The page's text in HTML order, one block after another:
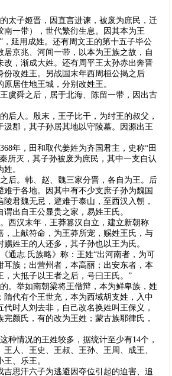
太子姬晋，因直言进谏，被废为庶民，迁
南一带），世代繁衍生息。因其本为王
，延用成姓。还有周文王的第十五子毕公
居京兆、河间一带，以本为王族之故，自
改，渐成大姓。还有周平王太孙赤出奔晋
份改姓王。另战国末年西周桓公揭之后
居住地王城，分别改姓王。
虞舜之后，居于北海、陈留一带，因出古
后人。殷末，王子比干，为纣王的叔父，
汲郡，其子孙居其地以守陵墓。因源出王
年，田和取代姜姓为齐国君主，史称“田
所灭，其子孙被废为庶民，其中一支自认
。
后。韩、赵、魏三家分晋，各自为王。后
难于各地。因其中有不少支庶子孙为魏国
君魏无忌，避难于泰山，至西汉入朝，
出自王公显贵之家，易姓王氏。
西汉末年，王莽篡汉自立，建立新朝称
，上献符命，为王莽所宠，赐姓王氏，与
姓王的人还多，其子孙也以王为氏。
通志.氏族略》称：王姓“出河南者，为可
耳族；出营州者，本高丽；出安东者，本
，大抵子以王者之后，号曰王氏。”
。举如南朝梁将王僧辩，本为鲜卑族，姓
隋代有个王世充，本为西域胡支姓，入中
代时人刘去非，自己改名换姓叫王保义，
颜氏，有的改为王姓；蒙古族耶律氏，
种情况的王姓较多，据统计至少有14个，
人、王史、王叔、王孙、王周、成王、
、乐王。
吉思汗六子为逃避因夺位引起的迫害、追